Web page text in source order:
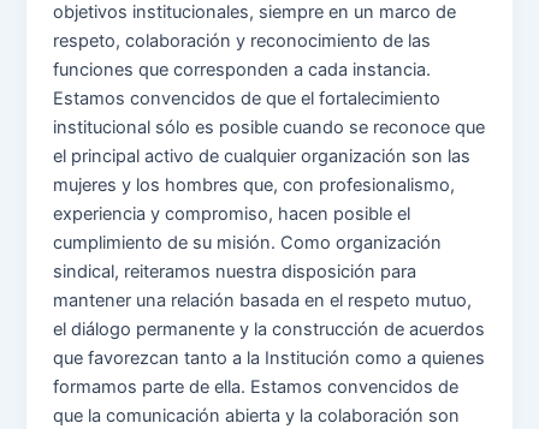
objetivos institucionales, siempre en un marco de
respeto, colaboración y reconocimiento de las
funciones que corresponden a cada instancia.
Estamos convencidos de que el fortalecimiento
institucional sólo es posible cuando se reconoce que
el principal activo de cualquier organización son las
mujeres y los hombres que, con profesionalismo,
experiencia y compromiso, hacen posible el
cumplimiento de su misión. Como organización
sindical, reiteramos nuestra disposición para
mantener una relación basada en el respeto mutuo,
el diálogo permanente y la construcción de acuerdos
que favorezcan tanto a la Institución como a quienes
formamos parte de ella. Estamos convencidos de
que la comunicación abierta y la colaboración son